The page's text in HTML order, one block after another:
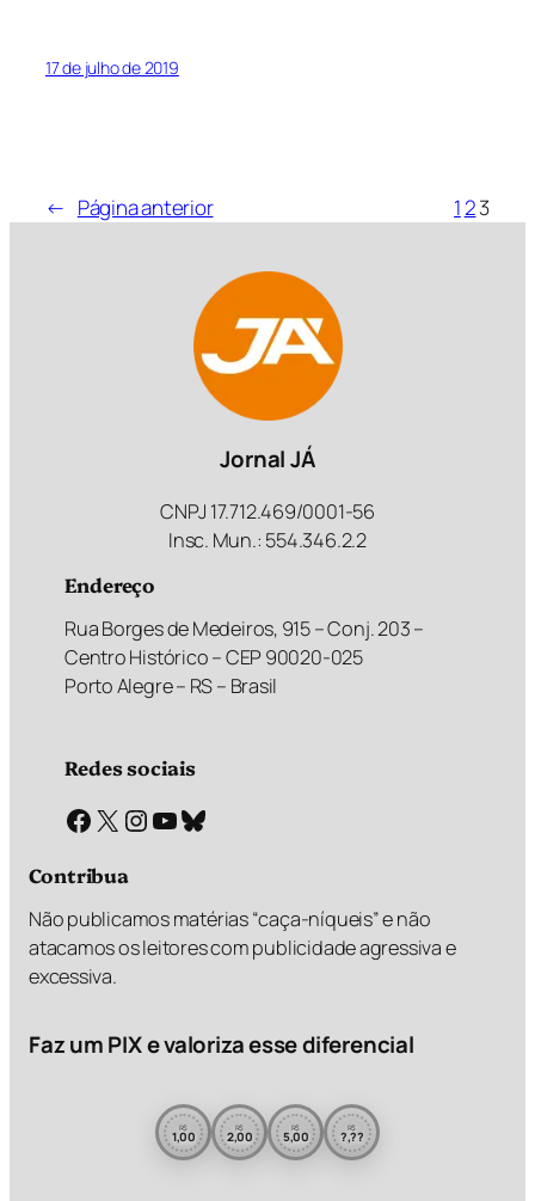
17 de julho de 2019
← Página anterior 123
Jornal JÁ
CNPJ 17.712.469/0001-56
Insc. Mun.: 554.346.2.2
Endereço
Rua Borges de Medeiros, 915 – Conj. 203 –
Centro Histórico – CEP 90020-025
Porto Alegre – RS – Brasil
Redes sociais
Facebook X Instagram Youtube Bluesky
Contribua
Não publicamos matérias “caça-níqueis” e não
atacamos os leitores com publicidade agressiva e
excessiva.
Faz um PIX e valoriza esse diferencial
R$
1,00 R$
2,00 R$
5,00 R$
?,??